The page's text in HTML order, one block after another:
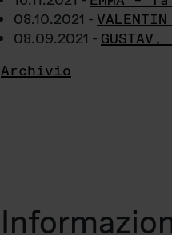
08.10.2021 -
08.09.2021 -
Archivio